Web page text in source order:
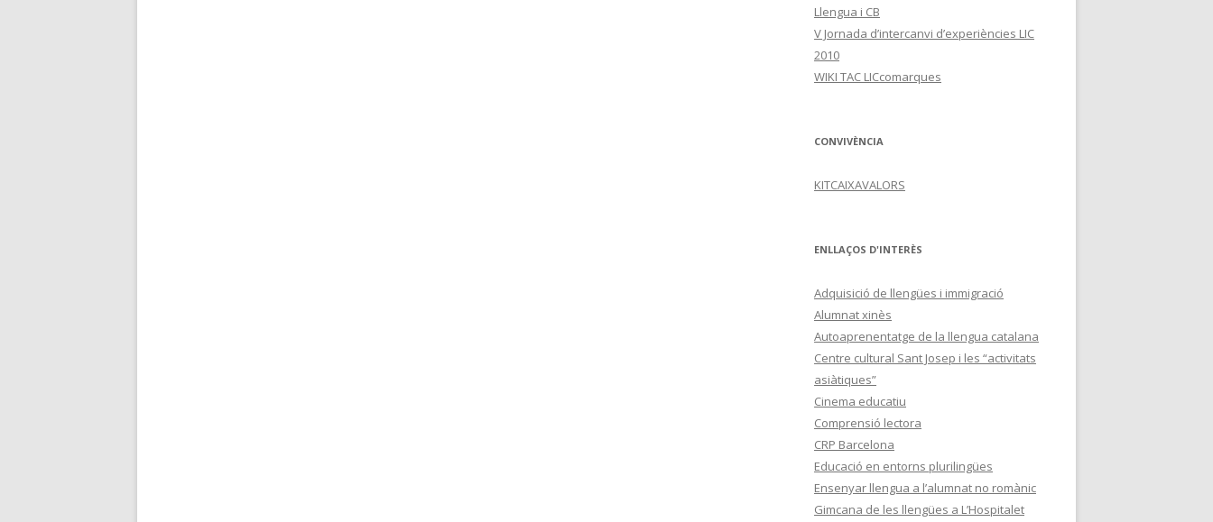
Llengua i CB
V Jornada d’intercanvi d’experiències LIC
2010
WIKI TAC LICcomarques
CONVIVÈNCIA
KITCAIXAVALORS
ENLLAÇOS D'INTERÈS
Adquisició de llengües i immigració
Alumnat xinès
Autoaprenentatge de la llengua catalana
Centre cultural Sant Josep i les “activitats
asiàtiques”
Cinema educatiu
Comprensió lectora
CRP Barcelona
Educació en entorns plurilingües
Ensenyar llengua a l’alumnat no romànic
Gimcana de les llengües a L’Hospitalet